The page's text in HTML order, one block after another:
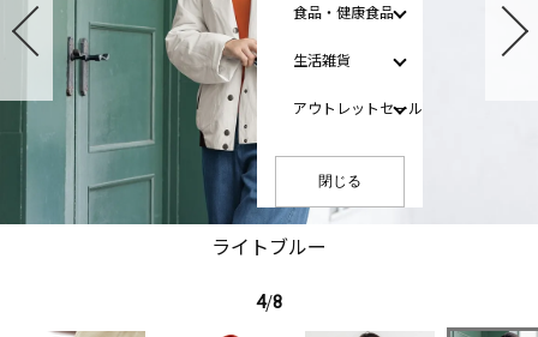
食品・健康食品
生活雑貨
アウトレットセール
閉じる
ライトブルー
4/8